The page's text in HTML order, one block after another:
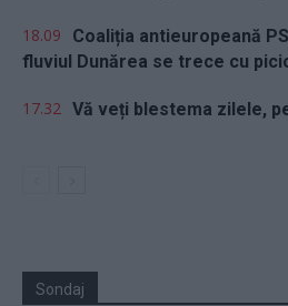
18.09
Coaliția antieuropeană
fluviul Dunărea se trece cu
17.32 Vă veți blestema zilele,
Sondaj